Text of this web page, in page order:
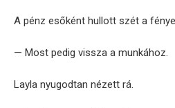
A pénz esőként hullott szét a
— Most pedig vissza a munkához.
Layla nyugodtan nézett rá.